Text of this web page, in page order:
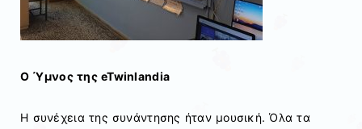
Ο Ύμνος της eTwinlandia
Η συνέχεια της συνάντησης ήταν μουσική. Όλα τα